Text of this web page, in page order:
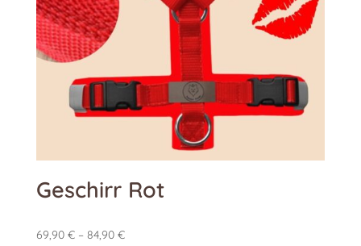
auf
der
Produktseite
werden
Geschirr Rot
69,90 €– 84,90 €